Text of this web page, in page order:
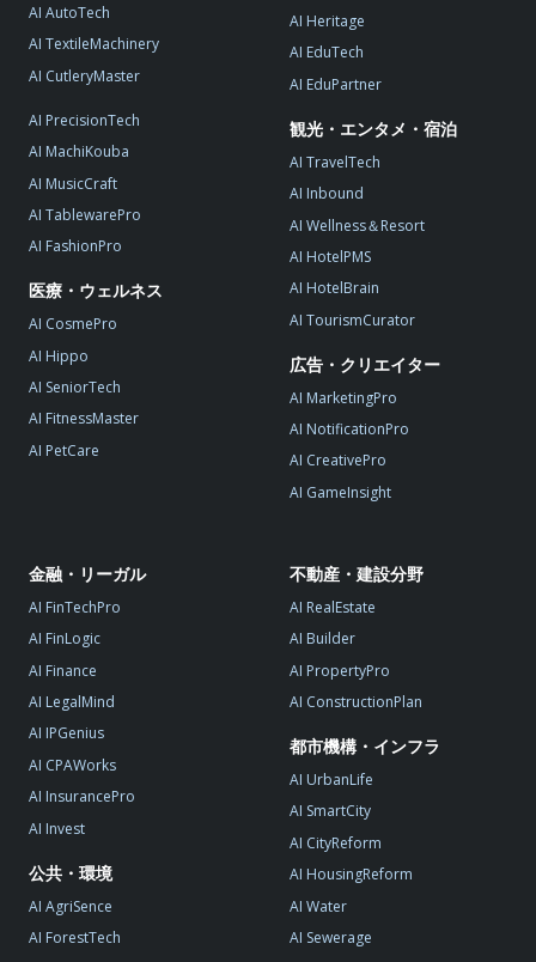
AI AutoTech
AI TextileMachinery
AI CutleryMaster
AI PrecisionTech
AI MachiKouba
AI MusicCraft
AI TablewarePro
AI FashionPro
医療・ウェルネス
AI CosmePro
AI Hippo
AI SeniorTech
AI FitnessMaster
AI PetCare
AI Heritage
AI EduTech
AI EduPartner
観光・エンタメ・宿泊
AI TravelTech
AI Inbound
AI Wellness＆Resort
AI HotelPMS
AI HotelBrain
AI TourismCurator
広告・クリエイター
AI MarketingPro
AI NotificationPro
AI CreativePro
AI GameInsight
金融・リーガル
AI FinTechPro
AI FinLogic
AI Finance
AI LegalMind
AI IPGenius
AI CPAWorks
AI InsurancePro
AI Invest
公共・環境
AI AgriSence
AI ForestTech
不動産・建設分野
AI RealEstate
AI Builder
AI PropertyPro
AI ConstructionPlan
都市機構・インフラ
AI UrbanLife
AI SmartCity
AI CityReform
AI HousingReform
AI Water
AI Sewerage